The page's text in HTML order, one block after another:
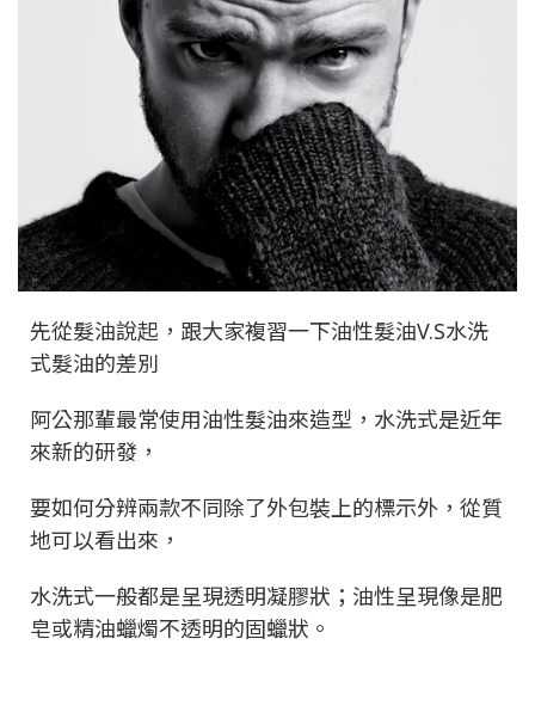
先從髮油說起，跟大家複習一下油性髮油V.S水洗
式髮油的差別
阿公那輩最常使用油性髮油來造型，水洗式是近年
來新的研發，
要如何分辨兩款不同除了外包裝上的標示外，從質
地可以看出來，
水洗式一般都是呈現透明凝膠狀； 油性呈現像是肥
皂或精油蠟燭不透明的固蠟狀。